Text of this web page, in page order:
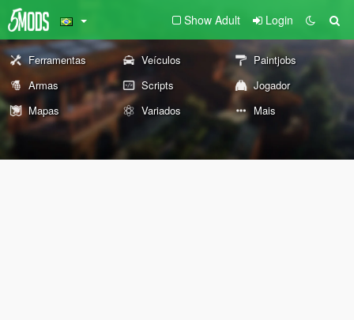
Show Adult Login
Ferramentas Veículos
Paintjobs
Armas
Scripts
Jogador
Mapas
Variados Mais